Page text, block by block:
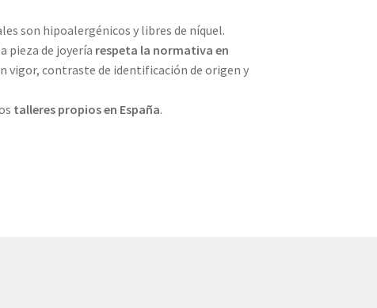
son hipoalergénicos y libres de níquel.
pieza de joyería respeta la normativa en
vigor, contraste de identificación de origen y
talleres propios en España.